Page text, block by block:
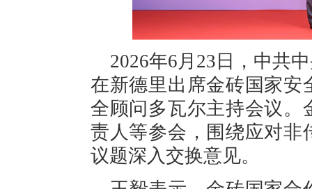
2026年6月23日，中共
在新德里出席金砖国家安
全顾问多瓦尔主持会议。
责人等参会，围绕应对非
议题深入交换意见。